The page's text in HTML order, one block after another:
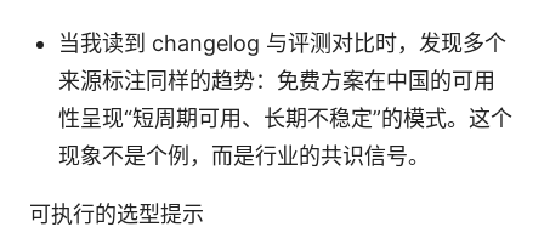
当我读到 changelog 与评测对比时，发现多个
来源标注同样的趋势：免费方案在中国的可用
性呈现“短周期可用、长期不稳定”的模式。这个
现象不是个例，而是行业的共识信号。
可执行的选型提示